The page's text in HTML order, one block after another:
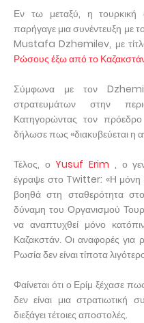
Εν τω μεταξύ, η τουρκική
παρήγαγε μια συνέντευξη με
Mustafa Dzhemilev, με
Ρώσους έξω από το
Σύμφωνα με τον
στρατευμάτων στην
Κατηγορώντας τον
δήλωσε πως «διακυβεύεται η
Τέλος, οYusuf Erim , ο
έγραψε στο Twitter: «Η μόνη
βοηθά στη σταθερότητα στο
δύναμη του Οργανισμού
να αναπτυχθεί μόνο
Καζακστάν. Οι αναφορές
Ρωσία δεν είναι τίποτα
Φαίνεται ότι ο Ερίμ ξέχασε
δεν είναι μια στρατιωτική
διεξάγει τέτοιες αποστολές.